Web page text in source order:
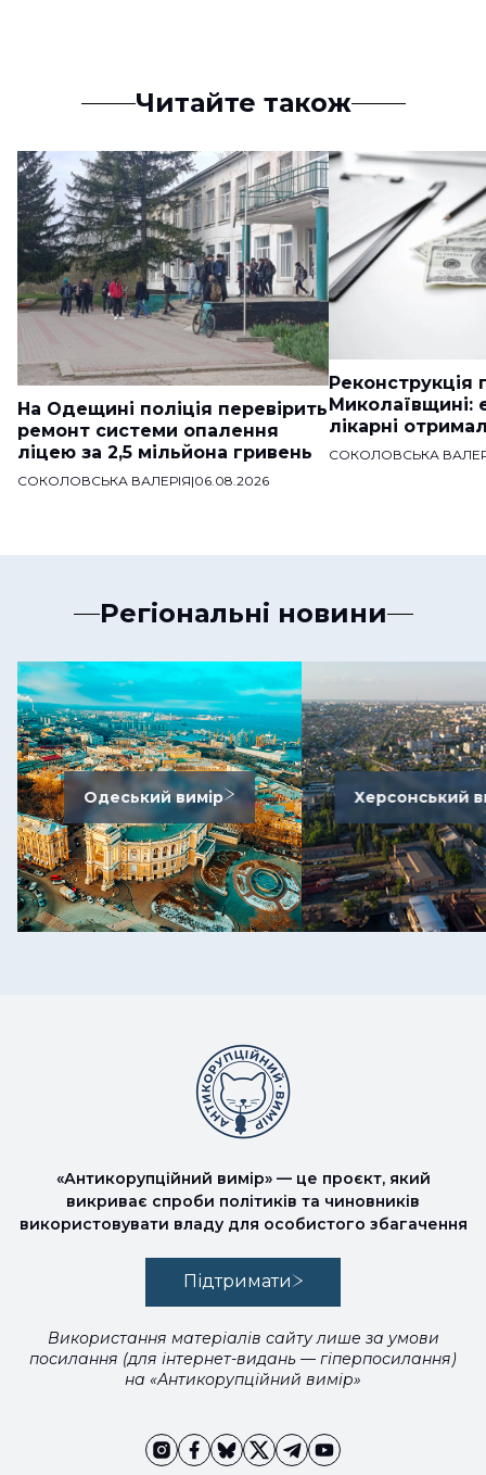
Читайте також
На Одещині поліція перевірить
ремонт системи опалення
ліцею за 2,5 мільйона гривень
СОКОЛОВСЬКА ВАЛЕРІЯ|06.08.2026
Реконструкція
Миколаївщині:
лікарні
СОКОЛОВСЬКА
Регіональні новини
Одеський вимір Херсонський
«Антикорупційний вимір» — це проєкт, який
викриває спроби політиків та чиновників
використовувати владу для особистого збагачення
Підтримати
Використання матеріалів сайту лише за умови
посилання (для інтернет-видань — гіперпосилання)
на «Антикорупційний вимір»